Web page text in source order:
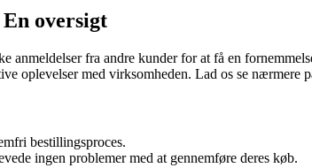
oversigt
anmeldelser fra andre kunder for at få en
oplevelser med virksomheden. Lad os se nærmere
bestillingsproces.
ingen problemer med at gennemføre deres køb.